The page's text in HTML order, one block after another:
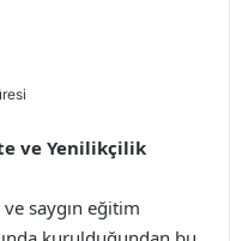
ve Yenilikçilik
saygın eğitim